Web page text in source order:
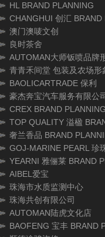
HL BRAND PLANNING
CHANGHUI 创汇 BRAND
澳门澳唛文创
良时茶舍
AUTOMAN大师钣喷品牌
青青禾间堂 包装及农场形
BAOLICARTRADE 保利
豪杰奔宝汽车服务有限公
CREX BRAND
TOP QUALITY 溢楹
奢兰香品 BRAND
GOJ-MARINE PEARL 珍
YEARNI 雅俪莱 BRAND
AIBEL爱宝
珠海市水质监测中心
珠海共创有限公司
AUTOMAN陆虎文化店
BAOFENG 宝丰 BRAND